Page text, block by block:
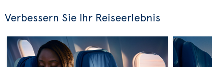
Verbessern Sie Ihr Reiseerlebnis